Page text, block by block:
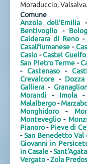
Moraduccio, Valsalva.
Comune
Anzola dell'Emilia
Bentivoglio -
Calderara di Reno -
Casalfiumanese -
Casio -Castel
San Pietro Terme -
- Castenaso-
Crevalcore - Dozza
Galliera -
Morandi - Imola-
Malalbergo-
Monghidoro -
Monteveglio -
Pianoro- Pieve di
-San Benedetto Val
Giovanni in
in Casale-
Vergato-Zola